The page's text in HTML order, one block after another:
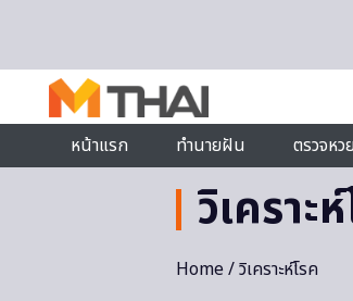
หน้าแรก
ทำนายฝัน ตรวจหวย
วิเคราะ
Home/ วิเคราะห์โรค